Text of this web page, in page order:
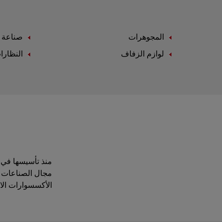
المجوهرات صناعة
لوازم الزفاف
مجال الصناعات
الأكسسوارات